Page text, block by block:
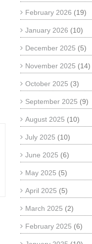
February 2026 (19)
January 2026 (10)
December 2025 (5)
November 2025 (14)
October 2025 (3)
September 2025 (9)
August 2025 (10)
July 2025 (10)
June 2025 (6)
May 2025 (5)
April 2025 (5)
March 2025 (2)
February 2025 (6)